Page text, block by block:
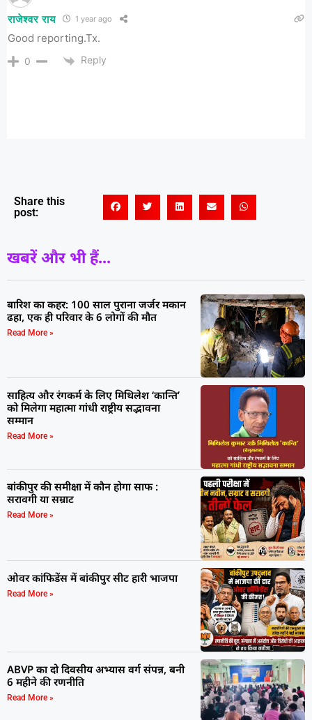
राजेश्वर राय 1 year ago
Good reporting.Tx.
0 Reply
Share this
post:
खबरें और भी हैं...
बारिश का कहर: 100 साल पुराना जर्जर मकान
ढहा, एक ही परिवार के 6 लोगों की मौत
Read More »
साहित्य और रंगकर्म के लिए मिथिलेश ‘कान्ति’
को मिलेगा महात्मा गांधी राष्ट्रीय सद्भावना
सम्मान
Read More »
बांकीपुर की समीक्षा में कौन होगा साफ :
सरावगी या सम्राट
Read More »
ओवर कांफिडेंस में बांकीपुर सीट हारी भाजपा
Read More »
ABVP का दो दिवसीय अभ्यास वर्ग संपन्न, बनी
6 महीने की रणनीति
Read More »